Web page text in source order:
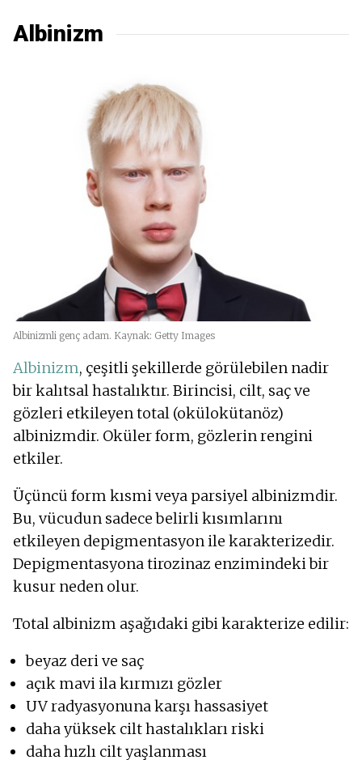
Albinizm
Albinizmli genç adam. Kaynak: Getty Images
Albinizm, çeşitli şekillerde görülebilen nadir
bir kalıtsal hastalıktır. Birincisi, cilt, saç ve
gözleri etkileyen total (okülokütanöz)
albinizmdir. Oküler form, gözlerin rengini
etkiler.
Üçüncü form kısmi veya parsiyel albinizmdir.
Bu, vücudun sadece belirli kısımlarını
etkileyen depigmentasyon ile karakterizedir.
Depigmentasyona tirozinaz enzimindeki bir
kusur neden olur.
Total albinizm aşağıdaki gibi karakterize edilir:
beyaz deri ve saç
açık mavi ila kırmızı gözler
UV radyasyonuna karşı hassasiyet
daha yüksek cilt hastalıkları riski
daha hızlı cilt yaşlanması